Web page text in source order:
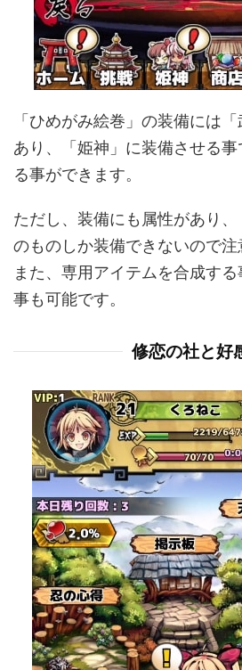
「ひめがみ絵巻」の装備には
あり、「姫神」に装備させる
る事ができます。
ただし、装備にも属性があり
のものしか装備できないので注
また、専用アイテムを合成す
事も可能です。
修恋の社と好